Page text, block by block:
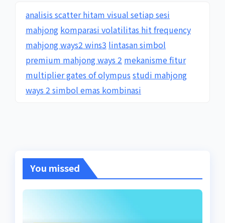
analisis scatter hitam visual setiap sesi
mahjong komparasi volatilitas hit frequency
mahjong ways2 wins3 lintasan simbol
premium mahjong ways 2 mekanisme fitur
multiplier gates of olympus studi mahjong
ways 2 simbol emas kombinasi
You missed